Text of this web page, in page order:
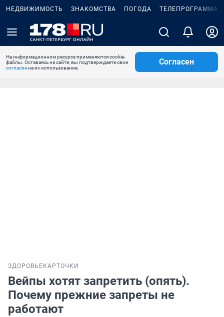
НЕДВИЖИМОСТЬ ЗНАКОМСТВА ПОГОДА ТЕЛЕПРОГРАММА
На информационном ресурсе применяются cookie-
файлы. Оставаясь на сайте, вы подтверждаете свое
согласиена их использование.
Согласен
ЗДОРОВЬЕ КАРТОЧКИ
Вейпы хотят запретить (опять).
Почему прежние запреты не
работают